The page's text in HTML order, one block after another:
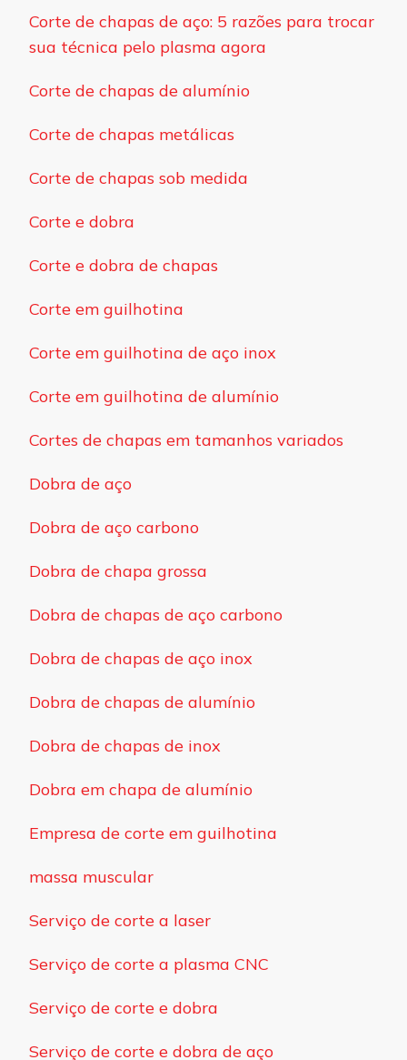
Corte de chapas de aço: 5 razões para trocar
sua técnica pelo plasma agora
Corte de chapas de alumínio
Corte de chapas metálicas
Corte de chapas sob medida
Corte e dobra
Corte e dobra de chapas
Corte em guilhotina
Corte em guilhotina de aço inox
Corte em guilhotina de alumínio
Cortes de chapas em tamanhos variados
Dobra de aço
Dobra de aço carbono
Dobra de chapa grossa
Dobra de chapas de aço carbono
Dobra de chapas de aço inox
Dobra de chapas de alumínio
Dobra de chapas de inox
Dobra em chapa de alumínio
Empresa de corte em guilhotina
massa muscular
Serviço de corte a laser
Serviço de corte a plasma CNC
Serviço de corte e dobra
Serviço de corte e dobra de aço